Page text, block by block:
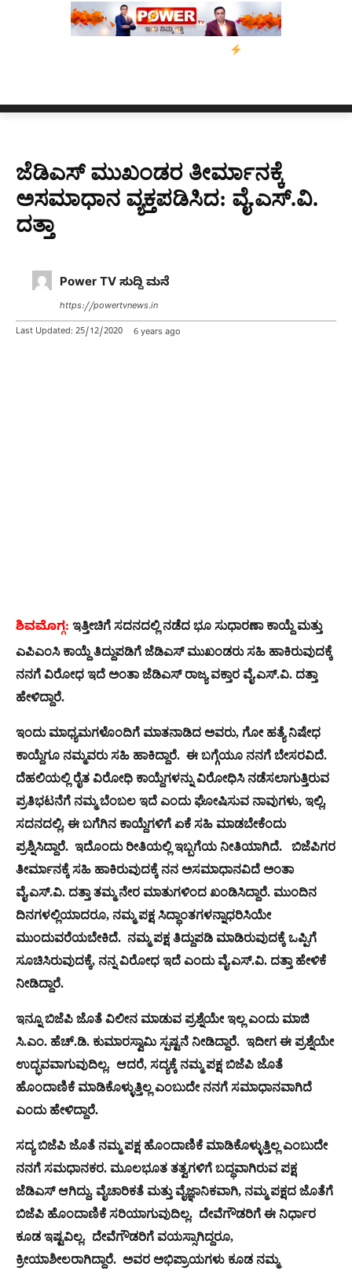
ರಷ್ಯಾ ದಾಳಿಯಲ್ಲಿ ಉಕ್ರೇನ್ ವಾಯು
ಜೆಡಿಎಸ್ ಮುಖಂಡರ ತೀರ್ಮಾನಕ್ಕೆ
ಅಸಮಾಧಾನ ವ್ಯಕ್ತಪಡಿಸಿದ: ವೈ.ಎಸ್.ವಿ.
ದತ್ತಾ
Power TV ಸುದ್ದಿ ಮನೆ
https://powertvnews.in
Last Updated: 25/12/2020 6 years ago
ಶಿವಮೊಗ್ಗ: ಇತ್ತೀಚಿಗೆ ಸದನದಲ್ಲಿ ನಡೆದ ಭೂ ಸುಧಾರಣಾ ಕಾಯ್ದೆ ಮತ್ತು
ಎಪಿಎಂಸಿ ಕಾಯ್ದೆ ತಿದ್ದುಪಡಿಗೆ ಜೆಡಿಎಸ್ ಮುಖಂಡರು ಸಹಿ ಹಾಕಿರುವುದಕ್ಕೆ
ನನಗೆ ವಿರೋಧ ಇದೆ ಅಂತಾ ಜೆಡಿಎಸ್ ರಾಜ್ಯ ವಕ್ತಾರ ವೈ.ಎಸ್.ವಿ. ದತ್ತಾ
ಹೇಳಿದ್ದಾರೆ.
ಇಂದು ಮಾಧ್ಯಮಗಳೊಂದಿಗೆ ಮಾತನಾಡಿದ ಅವರು, ಗೋ ಹತ್ಯೆ ನಿಷೇಧ
ಕಾಯ್ದೆಗೂ ನಮ್ಮವರು ಸಹಿ ಹಾಕಿದ್ದಾರೆ. ಈ ಬಗ್ಗೆಯೂ ನನಗೆ ಬೇಸರವಿದೆ.
ದೆಹಲಿಯಲ್ಲಿ ರೈತ ವಿರೋಧಿ ಕಾಯ್ದೆಗಳನ್ನು ವಿರೋಧಿಸಿ ನಡೆಸಲಾಗುತ್ತಿರುವ
ಪ್ರತಿಭಟನೆಗೆ ನಮ್ಮ ಬೆಂಬಲ ಇದೆ ಎಂದು ಘೋಷಿಸುವ ನಾವುಗಳು, ಇಲ್ಲಿ,
ಸದನದಲ್ಲಿ, ಈ ಬಗೆಗಿನ ಕಾಯ್ದೆಗಳಿಗೆ ಏಕೆ ಸಹಿ ಮಾಡಬೇಕೆಂದು
ಪ್ರಶ್ನಿಸಿದ್ದಾರೆ. ಇದೊಂದು ರೀತಿಯಲ್ಲಿ ಇಬ್ಬಗೆಯ ನೀತಿಯಾಗಿದೆ. ಬಿಜೆಪಿಗರ
ತೀರ್ಮಾನಕ್ಕೆ ಸಹಿ ಹಾಕಿರುವುದಕ್ಕೆ ನನ ಅಸಮಾಧಾನವಿದೆ ಅಂತಾ
ವೈ.ಎಸ್.ವಿ. ದತ್ತಾ ತಮ್ಮ ನೇರ ಮಾತುಗಳಿಂದ ಖಂಡಿಸಿದ್ದಾರೆ. ಮುಂದಿನ
ದಿನಗಳಲ್ಲಿಯಾದರೂ, ನಮ್ಮ ಪಕ್ಷ ಸಿದ್ಧಾಂತಗಳನ್ನಾಧರಿಸಿಯೇ
ಮುಂದುವರೆಯಬೇಕಿದೆ. ನಮ್ಮ ಪಕ್ಷ ತಿದ್ದುಪಡಿ ಮಾಡಿರುವುದಕ್ಕೆ ಒಪ್ಪಿಗೆ
ಸೂಚಿಸಿರುವುದಕ್ಕೆ, ನನ್ನ ವಿರೋಧ ಇದೆ ಎಂದು ವೈ.ಎಸ್.ವಿ. ದತ್ತಾ ಹೇಳಿಕೆ
ನೀಡಿದ್ದಾರೆ.
ಇನ್ನೂ ಬಿಜೆಪಿ ಜೊತೆ ವಿಲೀನ ಮಾಡುವ ಪ್ರಶ್ನೆಯೇ ಇಲ್ಲ ಎಂದು ಮಾಜಿ
ಸಿ.ಎಂ. ಹೆಚ್.ಡಿ. ಕುಮಾರಸ್ವಾಮಿ ಸ್ಪಷ್ಟನೆ ನೀಡಿದ್ದಾರೆ. ಇದೀಗ ಈ ಪ್ರಶ್ನೆಯೇ
ಉದ್ಭವವಾಗುವುದಿಲ್ಲ. ಆದರೆ, ಸದ್ಯಕ್ಕೆ ನಮ್ಮ ಪಕ್ಷ ಬಿಜೆಪಿ ಜೊತೆ
ಹೊಂದಾಣಿಕೆ ಮಾಡಿಕೊಳ್ಳುತ್ತಿಲ್ಲ ಎಂಬುದೇ ನನಗೆ ಸಮಾಧಾನವಾಗಿದೆ
ಎಂದು ಹೇಳಿದ್ದಾರೆ.
ಸದ್ಯ ಬಿಜೆಪಿ ಜೊತೆ ನಮ್ಮ ಪಕ್ಷ ಹೊಂದಾಣಿಕೆ ಮಾಡಿಕೊಳ್ಳುತ್ತಿಲ್ಲ ಎಂಬುದೇ
ನನಗೆ ಸಮಧಾನಕರ. ಮೂಲಭೂತ ತತ್ವಗಳಿಗೆ ಬದ್ಧವಾಗಿರುವ ಪಕ್ಷ
ಜೆಡಿಎಸ್ ಆಗಿದ್ದು, ವೈಚಾರಿಕತೆ ಮತ್ತು ವೈಜ್ಞಾನಿಕವಾಗಿ, ನಮ್ಮ ಪಕ್ಷದ ಜೊತೆಗೆ
ಬಿಜೆಪಿ ಹೊಂದಾಣಿಕೆ ಸರಿಯಾಗುವುದಿಲ್ಲ. ದೇವೆಗೌಡರಿಗೆ ಈ ನಿರ್ಧಾರ
ಕೂಡ ಇಷ್ಟವಿಲ್ಲ. ದೇವೆಗೌಡರಿಗೆ ವಯಸ್ಸಾಗಿದ್ದರೂ,
ಕ್ರೀಯಾಶೀಲರಾಗಿದ್ದಾರೆ. ಅವರ ಅಭಿಪ್ರಾಯಗಳು ಕೂಡ ನಮ್ಮ